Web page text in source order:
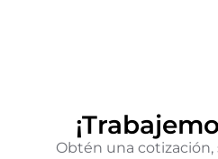
Obtén una